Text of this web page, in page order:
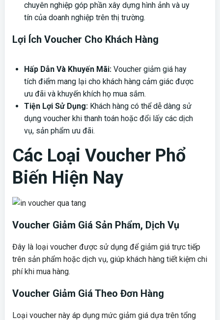
chuyên nghiệp góp phần xây dựng hình ảnh và uy
tín của doanh nghiệp trên thị trường.
Lợi Ích Voucher Cho Khách Hàng
Hấp Dẫn Và Khuyến Mãi: Voucher giảm giá hay
tích điểm mang lại cho khách hàng cảm giác được
ưu đãi và khuyến khích họ mua sắm.
Tiện Lợi Sử Dụng: Khách hàng có thể dễ dàng sử
dụng voucher khi thanh toán hoặc đổi lấy các dịch
vụ, sản phẩm ưu đãi.
Các Loại Voucher Phổ
Biến Hiện Nay
Voucher Giảm Giá Sản Phẩm, Dịch Vụ
Đây là loại voucher được sử dụng để giảm giá trực tiếp
trên sản phẩm hoặc dịch vụ, giúp khách hàng tiết kiệm chi
phí khi mua hàng.
Voucher Giảm Giá Theo Đơn Hàng
Loại voucher này áp dụng mức giảm giá dựa trên tổng